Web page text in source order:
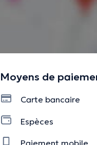
Moyens de
Carte bancaire
Espèces
Paiement mobile